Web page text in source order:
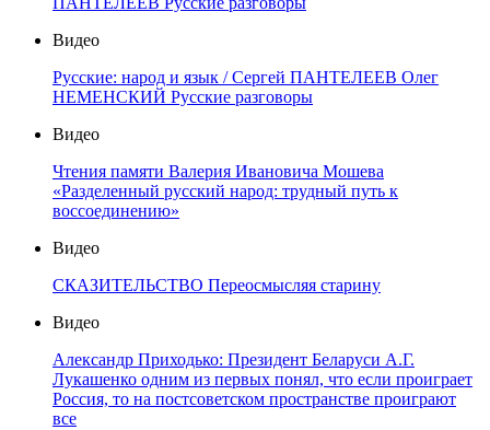
Видео
Русские: народ и язык / Сергей ПАНТЕЛЕЕВ Олег
НЕМЕНСКИЙ Русские разговоры
Видео
Чтения памяти Валерия Ивановича Мошева
«Разделенный русский народ: трудный путь к
воссоединению»
Видео
СКАЗИТЕЛЬСТВО Переосмысляя старину
Видео
Александр Приходько: Президент Беларуси А.Г.
Лукашенко одним из первых понял, что если проиграет
Россия, то на постсоветском пространстве проиграют
все